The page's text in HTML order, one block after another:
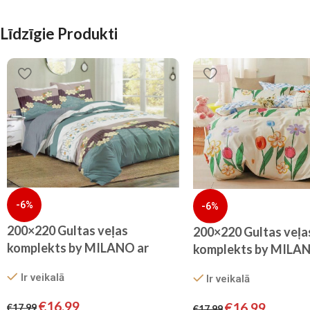
Līdzīgie Produkti
-6%
200×220 Gultas veļas
komplekts by MILANO ar
SATĪNS
Ir veikalā
€16.99
-6%
200×220 Gultas
komplekts by
SATĪNS
Ir veikalā